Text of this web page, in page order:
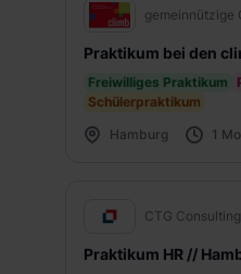
gemeinnützige
Praktikum bei den
Freiwilliges Praktikum
Schülerpraktikum
Hamburg
1
CTG Consulting
Praktikum HR //